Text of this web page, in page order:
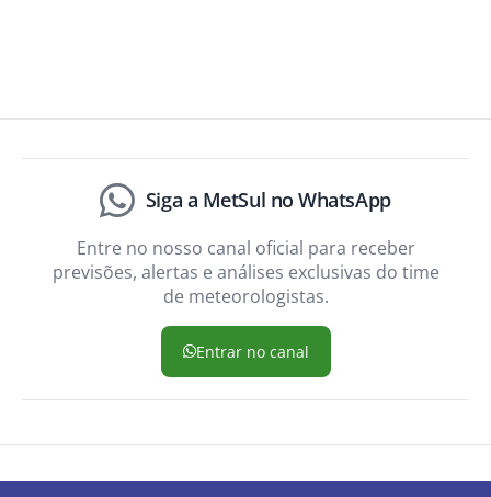
Siga a MetSul no WhatsApp
Entre no nosso canal oficial para receber
previsões, alertas e análises exclusivas do time
de meteorologistas.
Entrar no canal